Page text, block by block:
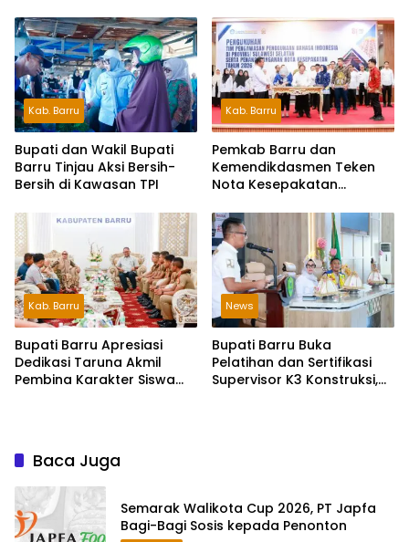
Tanpa Bukti Pengeluaran
Riil
Kab. Barru
Bupati dan Wakil Bupati
Barru Tinjau Aksi Bersih-
Bersih di Kawasan TPI
Kab. Barru
Pemkab Barru dan
Kemendikdasmen Teken
Nota Kesepakatan
Indonesia dan Bahasa
Daerah
Kab. Barru
Bupati Barru Apresiasi
Dedikasi Taruna Akmil
Pembina Karakter Siswa
News
Bupati Barru Buka
Pelatihan dan Sertifikasi
Supervisor K3 Konstruksi,
Baca Juga
Semarak Walikota Cup 2026, PT Japfa
Bagi-Bagi Sosis kepada Penonton